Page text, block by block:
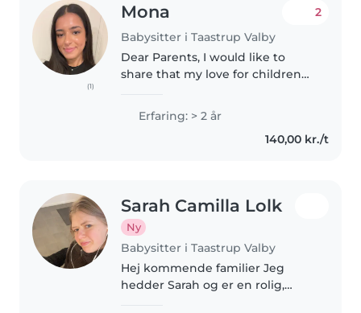
(1)
Mona
Babysitter i Taastrup Valby
2
Dear Parents, I would like to
share that my love for children
fostering connections and
security. Although I have prior
experience caring for children,..
Erfaring: > 2 år
140,00 kr./t
Sarah Camilla Lolk
Ny
Babysitter i Taastrup Valby
Hej kommende familier Jeg
hedder Sarah og er en rolig,